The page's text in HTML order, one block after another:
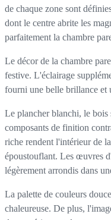
de chaque zone sont
dont le centre abrite les
parfaitement la chambre
Le décor de la chambre
festive. L'éclairage
fourni une belle brillance et
Le plancher blanchi, le bois
composants de finition
riche rendent l'intérieur de
époustouflant. Les œuvres
légèrement arrondis dans
La palette de couleurs
chaleureuse. De plus,